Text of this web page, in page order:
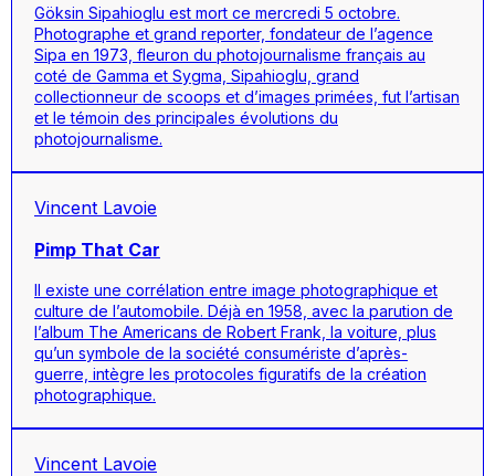
Göksin Sipahioglu est mort ce mercredi 5 octobre.
Photographe et grand reporter, fondateur de l’agence
Sipa en 1973, fleuron du photojournalisme français au
coté de Gamma et Sygma, Sipahioglu, grand
collectionneur de scoops et d’images primées, fut l’artisan
et le témoin des principales évolutions du
photojournalisme.
Vincent Lavoie
Pimp That Car
Il existe une corrélation entre image photographique et
culture de l’automobile. Déjà en 1958, avec la parution de
l’album The Americans de Robert Frank, la voiture, plus
qu’un symbole de la société consumériste d’après-
guerre, intègre les protocoles figuratifs de la création
photographique.
Vincent Lavoie